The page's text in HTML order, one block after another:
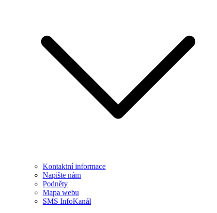
Kontaktní informace
Napište nám
Podněty
Mapa webu
SMS InfoKanál